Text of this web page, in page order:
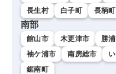
長生村
白子町 長柄町
南部
館山市 木更津市 勝
袖ケ浦市
南房総市
鋸南町